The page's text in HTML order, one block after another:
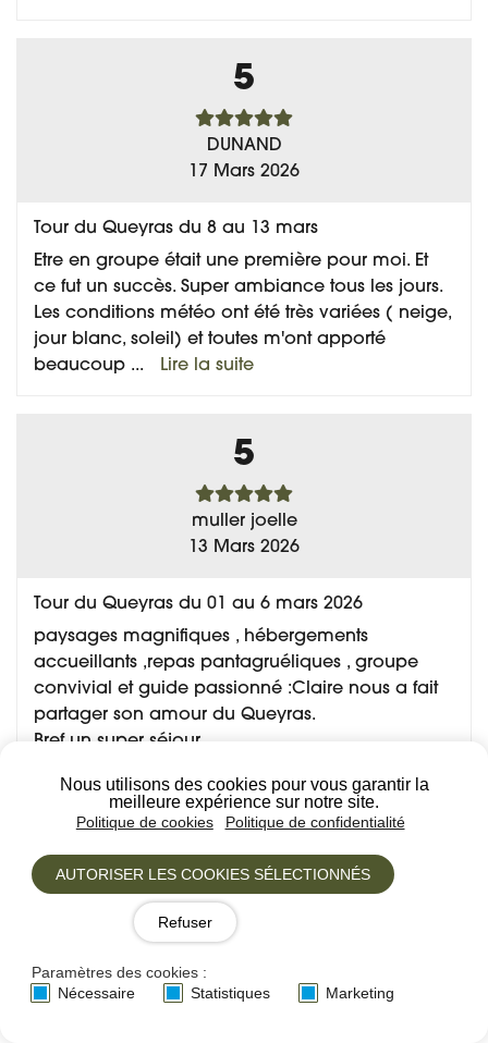
Nous utilisons des cookies pour vous garantir la
meilleure expérience sur notre site.
Politique de cookies Politique de confidentialité
AUTORISER LES COOKIES SÉLECTIONNÉS
Refuser
Paramètres des cookies :
Nécessaire Statistiques Marketing
5
DUNAND
17 Mars 2026
Tour du Queyras du 8 au 13 mars
Etre en groupe était une première pour moi. Et
ce fut un succès. Super ambiance tous les jours.
Les conditions météo ont été très variées ( neige,
jour blanc, soleil) et toutes m'ont apporté
beaucoup ... Lire la suite
5
muller joelle
13 Mars 2026
Tour du Queyras du 01 au 6 mars 2026
paysages magnifiques , hébergements
accueillants ,repas pantagruéliques , groupe
convivial et guide passionné :Claire nous a fait
partager son amour du Queyras.
Bref un super séjour
Voir tous les avis
Déposez votre avis
Nom*